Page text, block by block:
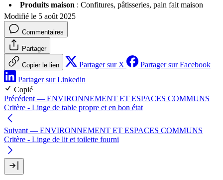
Produits maison : Confitures, pâtisseries, pain fait maison
Modifié le 5 août 2025
Commentaires
Partager
Copier le lien Partager sur X
Partager sur Facebook
Partager sur Linkedin
Copié
Précédent — ENVIRONNEMENT ET ESPACES COMMUNS
Critère - Linge de table propre et en bon état
Suivant — ENVIRONNEMENT ET ESPACES COMMUNS
Critère - Linge de lit et toilette fourni